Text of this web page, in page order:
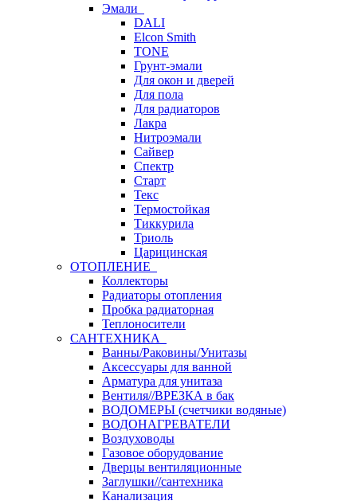
Эмали
DALI
Elcon Smith
TONE
Грунт-эмали
Для окон и дверей
Для пола
Для радиаторов
Лакра
Нитроэмали
Сайвер
Спектр
Старт
Текс
Термостойкая
Тиккурила
Триоль
Царицинская
ОТОПЛЕНИЕ
Коллекторы
Радиаторы отопления
Пробка радиаторная
Теплоносители
САНТЕХНИКА
Ванны/Раковины/Унитазы
Аксессуары для ванной
Арматура для унитаза
Вентиля//ВРЕЗКА в бак
ВОДОМЕРЫ (счетчики водяные)
ВОДОНАГРЕВАТЕЛИ
Воздуховоды
Газовое оборудование
Дверцы вентиляционные
Заглушки//сантехника
Канализация